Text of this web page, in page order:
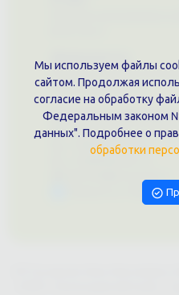
Документы
Политика обработки
Публичная оферта
Контакты филиала
г. Краснодар, ул.
+7 (861)202-09-02
Написать в Telegram
Мы используем файлы
сайтом. Продолжая
согласие на обработку
Федеральным законом
данных". Подробнее о
обработки